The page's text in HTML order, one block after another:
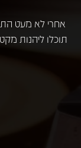
אחרי לא מעט
תוכלו ליהנות